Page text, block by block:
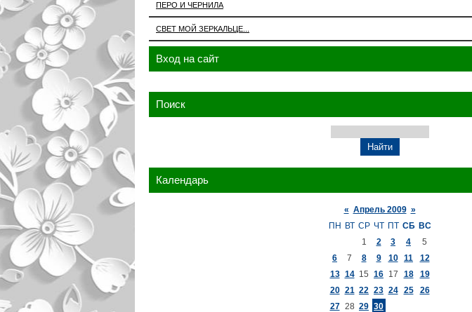
ПЕРО И ЧЕРНИЛА
СВЕТ МОЙ ЗЕРКАЛЬЦЕ...
Вход на сайт
Поиск
Календарь
« Апрель 2009 »
ПН ВТ СР ЧТ ПТ СБ ВС
1
2 3 4
5
6
7 8 9 10 11
12
13 14 15 16 17 18
19
20 21 22 23 24 25
26
27 28 29 30